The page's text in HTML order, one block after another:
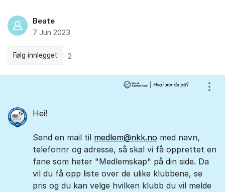
Beate
7 Jun 2023
Følg innlegget 2
Hei!
Send en mail til medlem@nkk.no med navn,
telefonnr og adresse, så skal vi få opprettet en
fane som heter "Medlemskap" på din side. Da
vil du få opp liste over de ulike klubbene, se
pris og du kan velge hvilken klubb du vil melde
Vis/